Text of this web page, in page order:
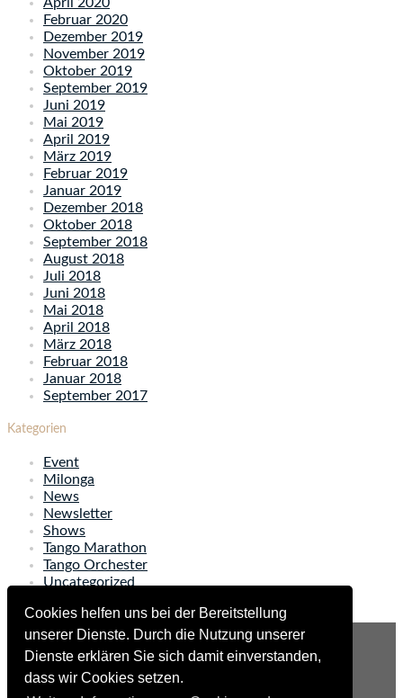
Cookies helfen uns bei der Bereitstellung
unserer Dienste. Durch die Nutzung unserer
Dienste erklären Sie sich damit einverstanden,
dass wir Cookies setzen.
April 2020
Februar 2020
Dezember 2019
November 2019
Oktober 2019
September 2019
Juni 2019
Mai 2019
April 2019
März 2019
Februar 2019
Januar 2019
Dezember 2018
Oktober 2018
September 2018
August 2018
Juli 2018
Juni 2018
Mai 2018
April 2018
März 2018
Februar 2018
Januar 2018
September 2017
Kategorien
Event
Milonga
News
Newsletter
Shows
Tango Marathon
Tango Orchester
Uncategorized
Kontakt
Newsletteranmeldung
Newsletterabmeldung